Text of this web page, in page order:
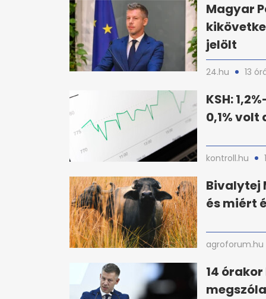
Magyar
jelölt
24.hu 13
KSH:
0,1% volt
kontroll.hu
Bivalytej
és miért
agroforum.hu
14